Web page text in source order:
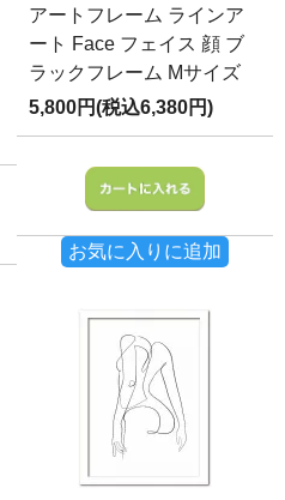
アートフレーム ラインア
ート Face フェイス 顔 ブ
ラックフレーム Mサイズ
5,800円(税込6,380円)
お気に入りに追加